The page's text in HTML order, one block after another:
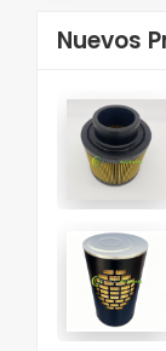
Nuevos